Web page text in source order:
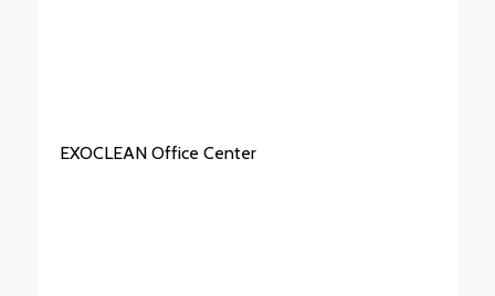
EXOCLEAN Office Center